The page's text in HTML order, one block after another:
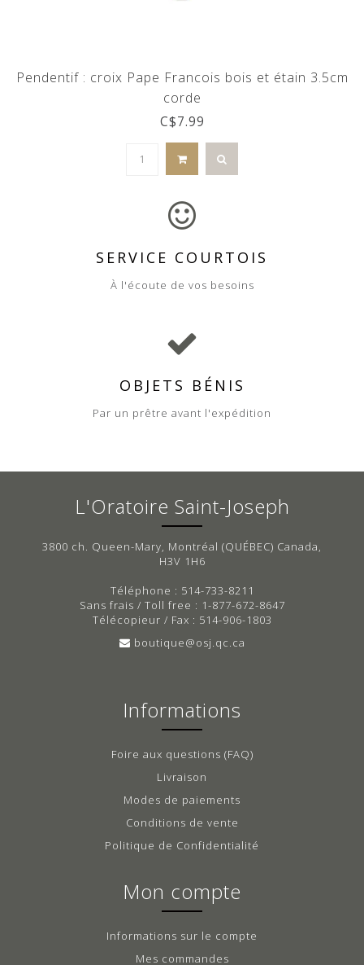
Pendentif : croix Pape Francois bois et étain 3.5cm
corde
C$7.99
SERVICE COURTOIS
À l'écoute de vos besoins
OBJETS BÉNIS
Par un prêtre avant l'expédition
L'Oratoire Saint-Joseph
3800 ch. Queen-Mary, Montréal (QUÉBEC) Canada,
H3V 1H6
Téléphone : 514-733-8211
Sans frais / Toll free : 1-877-672-8647
Télécopieur / Fax : 514-906-1803
boutique@osj.qc.ca
Informations
Foire aux questions (FAQ)
Livraison
Modes de paiements
Conditions de vente
Politique de Confidentialité
Mon compte
Informations sur le compte
Mes commandes